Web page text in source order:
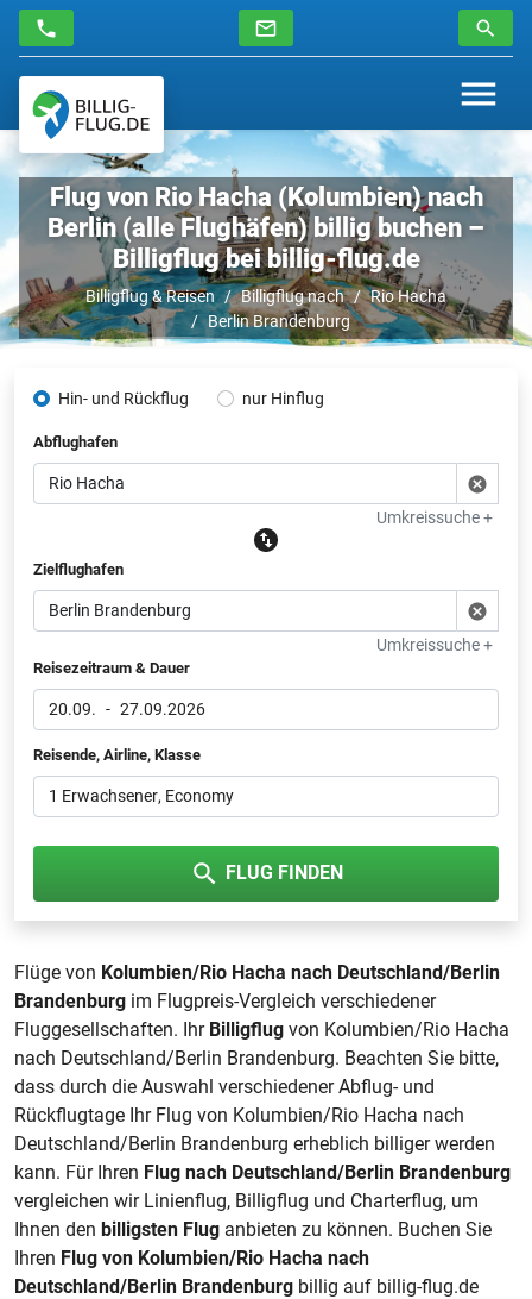
Flug von Rio Hacha (Kolumbien) nach
Berlin (alle Flughäfen) billig buchen –
Billigflug bei billig-flug.de
Billigflug & Reisen Billigflug nach
Rio Hacha
Berlin Brandenburg
Hin- und Rückflug nur Hinflug
Abflughafen
Umkreissuche +
Zielflughafen
Umkreissuche +
Reisezeitraum & Dauer
20.09. - 27.09.2026
Reisende, Airline, Klasse
1 Erwachsener, Economy
FLUG FINDEN
Flüge von Kolumbien/Rio Hacha nach Deutschland/Berlin
Brandenburg im Flugpreis-Vergleich verschiedener
Fluggesellschaften. Ihr Billigflug von Kolumbien/Rio Hacha
nach Deutschland/Berlin Brandenburg. Beachten Sie bitte,
dass durch die Auswahl verschiedener Abflug- und
Rückflugtage Ihr Flug von Kolumbien/Rio Hacha nach
Deutschland/Berlin Brandenburg erheblich billiger werden
kann. Für Ihren Flug nach Deutschland/Berlin Brandenburg
vergleichen wir Linienflug, Billigflug und Charterflug, um
Ihnen den billigsten Flug anbieten zu können. Buchen Sie
Ihren Flug von Kolumbien/Rio Hacha nach
Deutschland/Berlin Brandenburg billig auf billig-flug.de